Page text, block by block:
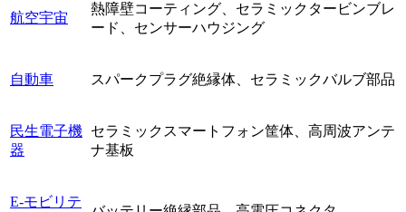
航空宇宙
熱障壁コーティング、セラミックタービンブレ
ード、センサーハウジング
自動車 スパークプラグ絶縁体、セラミックバルブ部品
民生電子機
器
セラミックスマートフォン筐体、高周波アンテ
ナ基板
E-モビリテ